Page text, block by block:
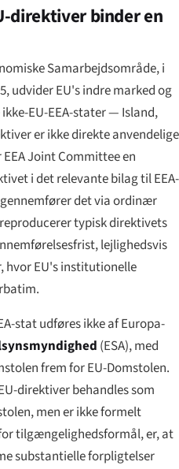
direktiver binder en
Samarbejdsområde, i
udvider EU's indre marked og
EU-EEA-stater — Island,
er ikke direkte anvendelige
Joint Committee en
i det relevante bilag til EEA-
det via ordinær
typisk direktivets
lejlighedsvis
hvor EU's institutionelle
stat udføres ikke af Europa-
(ESA), med
frem for EU-Domstolen.
direktiver behandles som
men er ikke formelt
tilgængeligheds­formål, er, at
substantielle forpligtelser